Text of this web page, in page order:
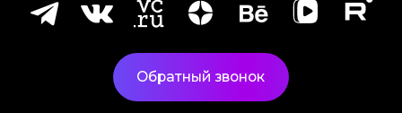
Обратный звонок